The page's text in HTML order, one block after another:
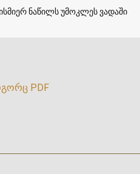
ნაწილს უმოკლეს ვადაში